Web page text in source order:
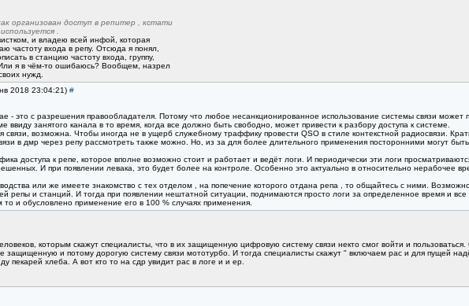
организован доступ в репитер , кстати
.
и владею всей инфой, которая
частоту входа в репу. Отсюда я понял,
в станцию частоту входа, группу,
я в чём-то ошибаюсь? Вообщем, назрел
нужд.
2018 23:04:21) #
- это с разрешения правообладателя. Потому что любое несанкционированное использование системы связи может
ввиду занятого канала в то время, когда все должно быть свободно, может привести к разбору доступа к системе.
связи, возможна. Чтобы иногда не в ущерб служебному траффику провести QSO в стиле контекстной радиосвязи.
в дмр через репу рассмотреть также можно. Но, из за для более длительного применения посторонними могут
доступа к репе, которое вполне возможно стоит и работает и ведёт логи. И периодически эти логи
И при появлении левака, это будет более на контроле. Особенно это актуально в относительно нерабочее
или же имеете знакомство с тех отделом , на попечение которого отдана репа , то общайтесь с ними.
репы и станций. И тогда при появлении нештатной ситуации, поднимаются просто логи за определенное время и
и обусловлено применение его в 100 % случаях применения.
которым скажут специалисты, что в их защищенную цифровую систему связи некто смог войти и пользоваться.
и потому дорогую систему связи мототурбо. И тогда специалисты скажут " включаем рас и для пущей
пекарей хлеба. А вот кто то на сдр увидит рас в логе и и ер.